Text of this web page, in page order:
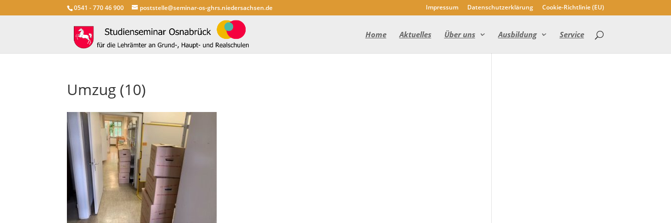
0541 - 770 46 900 poststelle@seminar-os-ghrs.niedersachsen.de Impressum Datenschutzerklärung Cookie-Richtlinie (EU)
Home Aktuelles Über uns Ausbildung Service
Umzug (10)